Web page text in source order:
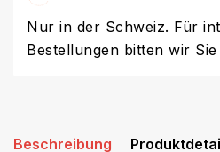
Nur in der Schweiz. Für
Bestellungen bitten wir
Beschreibung